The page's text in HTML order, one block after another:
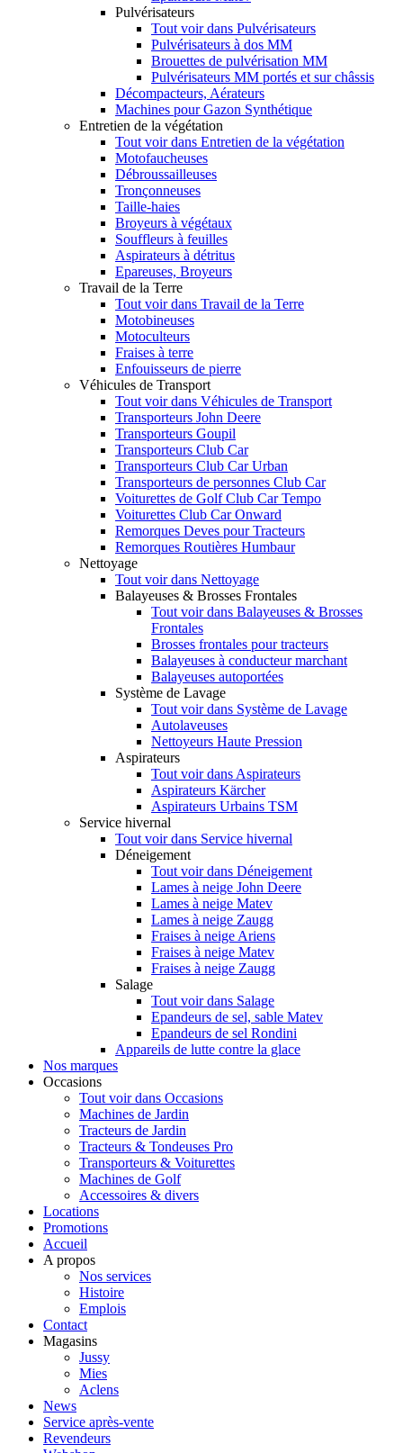
Pulvérisateurs
Tout voir dans Pulvérisateurs
Pulvérisateurs à dos MM
Brouettes de pulvérisation MM
Pulvérisateurs MM portés et sur châssis
Décompacteurs, Aérateurs
Machines pour Gazon Synthétique
Entretien de la végétation
Tout voir dans Entretien de la végétation
Motofaucheuses
Débroussailleuses
Tronçonneuses
Taille-haies
Broyeurs à végétaux
Souffleurs à feuilles
Aspirateurs à détritus
Epareuses, Broyeurs
Travail de la Terre
Tout voir dans Travail de la Terre
Motobineuses
Motoculteurs
Fraises à terre
Enfouisseurs de pierre
Véhicules de Transport
Tout voir dans Véhicules de Transport
Transporteurs John Deere
Transporteurs Goupil
Transporteurs Club Car
Transporteurs Club Car Urban
Transporteurs de personnes Club Car
Voiturettes de Golf Club Car Tempo
Voiturettes Club Car Onward
Remorques Deves pour Tracteurs
Remorques Routières Humbaur
Nettoyage
Tout voir dans Nettoyage
Balayeuses & Brosses Frontales
Tout voir dans Balayeuses & Brosses
Frontales
Brosses frontales pour tracteurs
Balayeuses à conducteur marchant
Balayeuses autoportées
Système de Lavage
Tout voir dans Système de Lavage
Autolaveuses
Nettoyeurs Haute Pression
Aspirateurs
Tout voir dans Aspirateurs
Aspirateurs Kärcher
Aspirateurs Urbains TSM
Service hivernal
Tout voir dans Service hivernal
Déneigement
Tout voir dans Déneigement
Lames à neige John Deere
Lames à neige Matev
Lames à neige Zaugg
Fraises à neige Ariens
Fraises à neige Matev
Fraises à neige Zaugg
Salage
Tout voir dans Salage
Epandeurs de sel, sable Matev
Epandeurs de sel Rondini
Appareils de lutte contre la glace
Nos marques
Occasions
Tout voir dans Occasions
Machines de Jardin
Tracteurs de Jardin
Tracteurs & Tondeuses Pro
Transporteurs & Voiturettes
Machines de Golf
Accessoires & divers
Locations
Promotions
Accueil
A propos
Nos services
Histoire
Emplois
Contact
Magasins
Jussy
Mies
Aclens
News
Service après-vente
Revendeurs